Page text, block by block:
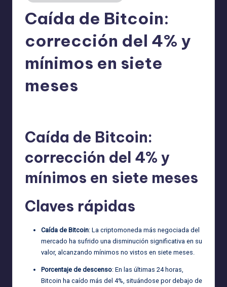
Caída de Bitcoin:
corrección del 4% y
mínimos en siete
meses
Caída de Bitcoin:
corrección del 4% y
mínimos en siete meses
Claves rápidas
Caída de Bitcoin: La criptomoneda más negociada del
mercado ha sufrido una disminución significativa en su
valor, alcanzando mínimos no vistos en siete meses.
Porcentaje de descenso: En las últimas 24 horas,
Bitcoin ha caído más del 4%, situándose por debajo de